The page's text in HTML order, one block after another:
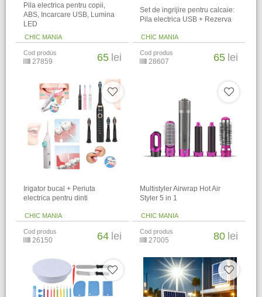
Pila electrica pentru copii,
ABS, Incarcare USB, Lumina
LED
CHIC MANIA
Cod produs
27859 65 lei
Set de ingrijire pentru calcaie:
Pila electrica USB + Rezerva
CHIC MANIA
Cod produs
28607 65 lei
Irigator bucal + Periuta
electrica pentru dinti
CHIC MANIA
Cod produs
26150 64 lei
Multistyler Airwrap Hot Air
Styler 5 in 1
CHIC MANIA
Cod produs
27005 80 lei